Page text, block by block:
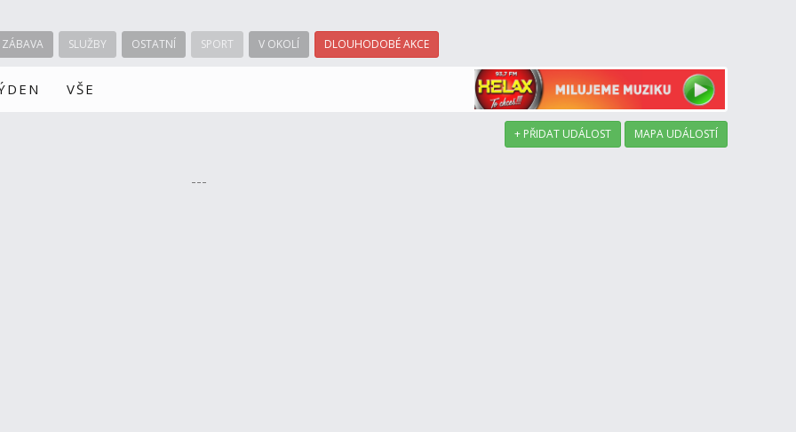
ZÁBAVA SLUŽBY OSTATNÍ SPORT V OKOLÍ DLOUHODOBÉ AKCE
VŠE
+ PŘIDAT UDÁLOST MAPA UDÁLOSTÍ
---